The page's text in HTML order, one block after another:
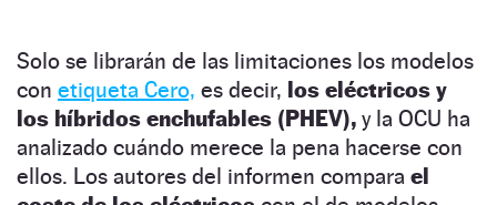
Solo se librarán de las limitaciones los modelos
con etiqueta Cero, es decir, los eléctricos y
los híbridos enchufables (PHEV), y la OCU ha
analizado cuándo merece la pena hacerse con
ellos. Los autores del informen compara el